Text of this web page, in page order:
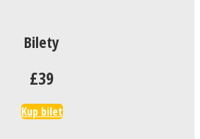
Bilety
£39
Kup bilet